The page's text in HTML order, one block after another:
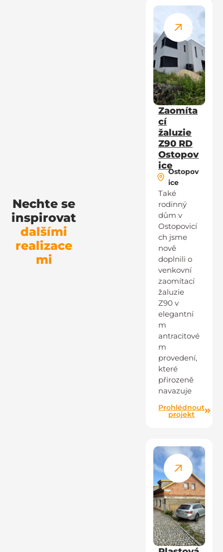
Nechte se
inspirovat
dalšími
realizace
mi
Zaomíta
cí
žaluzie
Z90 RD
Ostopov
ice
Ostopov
ice
Také
rodinný
dům v
Ostopovicí
ch jsme
nově
doplnili o
venkovní
zaomítací
žaluzie
Z90 v
elegantní
m
antracitové
m
provedení,
které
přirozeně
navazuje
Prohlédnout
projekt